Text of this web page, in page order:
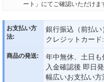
ート」にてご確認いただけま
お支払い方
法:
銀行振込（前払い
クレジットカード:
商品の発送:
年中無休、土日も
入金確認後 即日
幅広いお支払い